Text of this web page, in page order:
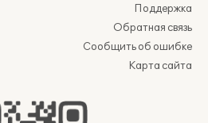
Поддержка
Обратная связь
Сообщить об ошибке
Карта сайта